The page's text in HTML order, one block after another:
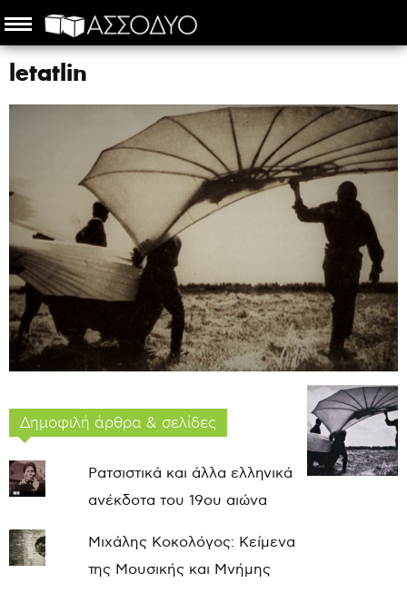
letatlin
Δημοφιλή άρθρα & σελίδες
Ρατσιστικά και άλλα ελληνικά
ανέκδοτα του 19ου αιώνα
Μιχάλης Κοκολόγος: Κείμενα
της Μουσικής και Μνήμης